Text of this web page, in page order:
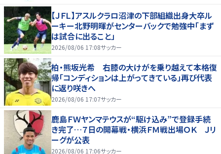
【ＪＦＬ】アスルクラロ沼津の下部組織出身大卒ル
ーキー北野明暉がセンターバックで勉強中「まず
は試合に出ること」
2026/08/06 17:08サッカー
柏・熊坂光希 右膝の大けがを乗り越えて本格復
帰「コンディションは上がってきている」再び代表
に返り咲きへ
2026/08/06 17:07サッカー
鹿島ＦＷヤンマテウスが“駆け込み”で登録手続
き完了…７日の開幕戦・横浜ＦＭ戦出場ＯＫ Ｊリ
ーグが公表
2026/08/06 17:06サッカー